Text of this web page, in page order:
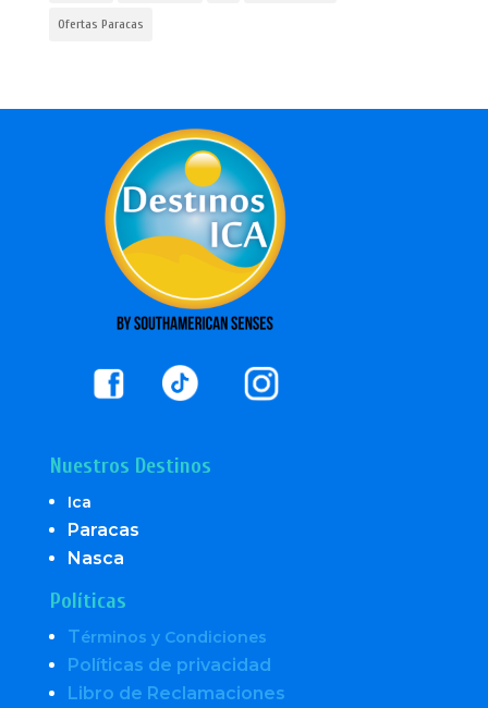
Ofertas Paracas
Nuestros Destinos
Ica
Paracas
Nasca
Políticas
Términos y Condiciones
Políticas de privacidad
Libro de Reclamaciones